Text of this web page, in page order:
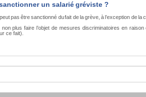
un salarié gréviste ?
peutpas êtresanctionné dufait delagrève, à l’exception dela
non plus faire l’objet de mesures discriminatoires en raison
ce fait).